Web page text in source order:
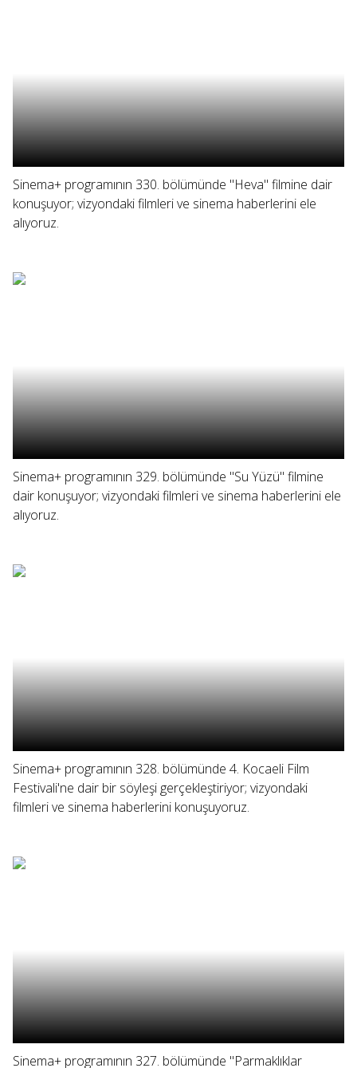
Sinema+ programının 330. bölümünde "Heva" filmine dair
konuşuyor; vizyondaki filmleri ve sinema haberlerini ele
alıyoruz.
Sinema+ programının 329. bölümünde "Su Yüzü" filmine
dair konuşuyor; vizyondaki filmleri ve sinema haberlerini ele
alıyoruz.
Sinema+ programının 328. bölümünde 4. Kocaeli Film
Festivali'ne dair bir söyleşi gerçekleştiriyor; vizyondaki
filmleri ve sinema haberlerini konuşuyoruz.
Sinema+ programının 327. bölümünde "Parmaklıklar